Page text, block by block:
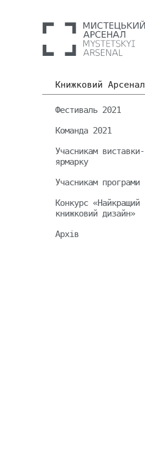
Книжковий Арсенал
Фестиваль 2021
Команда 2021
Учасникам виставки-
ярмарку
Учасникам програми
Конкурс «Найкращий
книжковий дизайн»
Архів